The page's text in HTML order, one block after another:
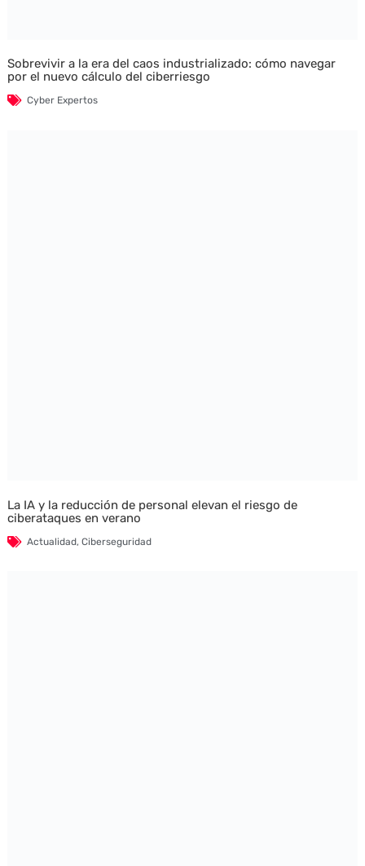
Sobrevivir a la era del caos industrializado: cómo navegar
por el nuevo cálculo del ciberriesgo
Cyber Expertos
La IA y la reducción de personal elevan el riesgo de
ciberataques en verano
Actualidad, Ciberseguridad